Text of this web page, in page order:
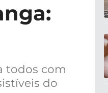
todos com
do